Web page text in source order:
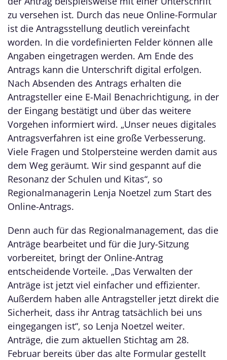
zu versehen ist. Durch das neue Online-Formular
ist die Antragsstellung deutlich vereinfacht
worden. In die vordefinierten Felder können alle
Angaben eingetragen werden. Am Ende des
Antrags kann die Unterschrift digital erfolgen.
Nach Absenden des Antrags erhalten die
Antragsteller eine E-Mail Benachrichtigung, in der
der Eingang bestätigt und über das weitere
Vorgehen informiert wird. „Unser neues digitales
Antragsverfahren ist eine große Verbesserung.
Viele Fragen und Stolpersteine werden damit aus
dem Weg geräumt. Wir sind gespannt auf die
Resonanz der Schulen und Kitas“, so
Regionalmanagerin Lenja Noetzel zum Start des
Online-Antrags.
Denn auch für das Regionalmanagement, das die
Anträge bearbeitet und für die Jury-Sitzung
vorbereitet, bringt der Online-Antrag
entscheidende Vorteile. „Das Verwalten der
Anträge ist jetzt viel einfacher und effizienter.
Außerdem haben alle Antragsteller jetzt direkt die
Sicherheit, dass ihr Antrag tatsächlich bei uns
eingegangen ist“, so Lenja Noetzel weiter.
Anträge, die zum aktuellen Stichtag am 28.
Februar bereits über das alte Formular gestellt